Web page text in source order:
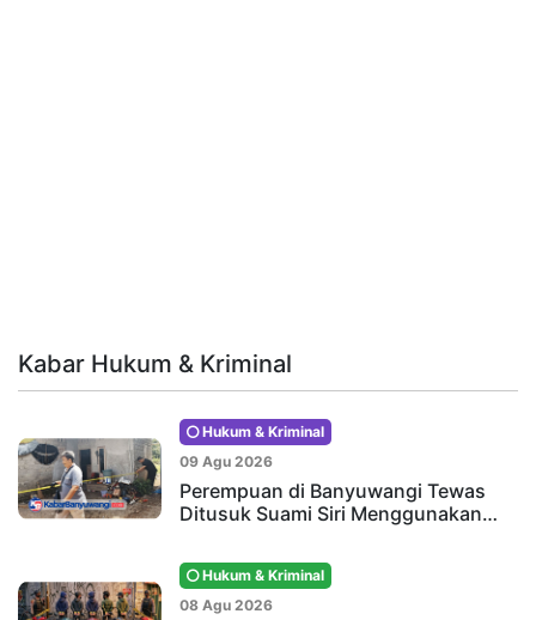
Kabar Hukum & Kriminal
Hukum & Kriminal
09 Agu 2026
Perempuan di Banyuwangi Tewas
Ditusuk Suami Siri Menggunakan…
Hukum & Kriminal
08 Agu 2026